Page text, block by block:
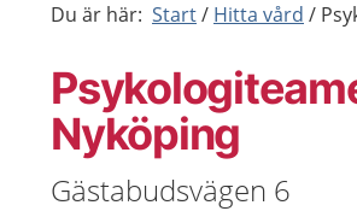
Du är här: Start Hitta vård
Nyköping
Gästabudsvägen 6